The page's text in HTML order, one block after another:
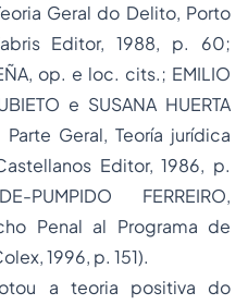
Geral do Delito, Porto
Editor, 1988, p. 60;
op. e loc. cits.; EMILIO
e SUSANA HUERTA
Parte Geral, Teoría jurídica
Editor, 1986, p.
PUMPIDO FERREIRO,
Penal al Programa de
1996, p. 151).
a teoria positiva do